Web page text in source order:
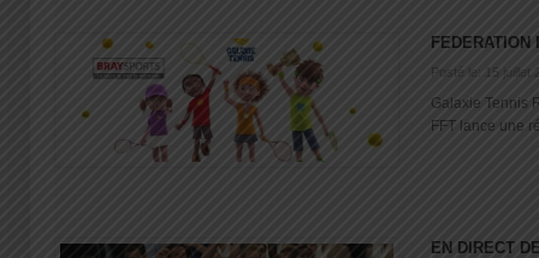
Posté le: 15 juillet
Galaxie Tennis
FFT lance une
EN DIRECT